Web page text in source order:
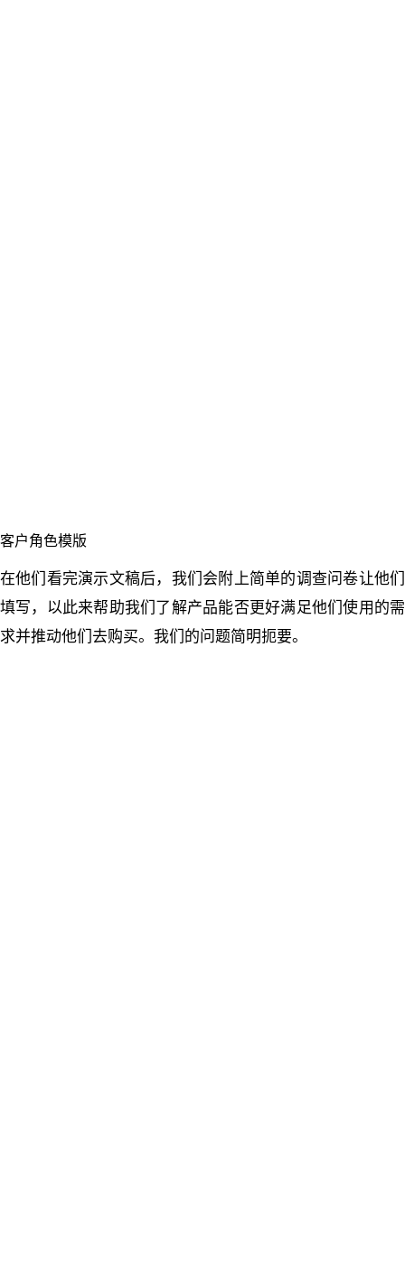
客户角色模版
在他们看完演示文稿后，我们会附上简单的调查问卷让他们
填写，以此来帮助我们了解产品能否更好满足他们使用的需
求并推动他们去购买。我们的问题简明扼要。